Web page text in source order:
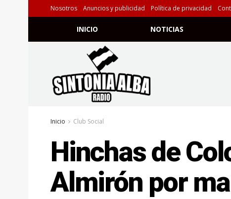
Nosotros Anuncios y publicidad Política de privacidad
INICIO NOTICIAS
Inicio Club Social
Hinchas de
Almirón por